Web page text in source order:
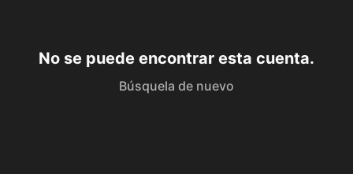
No se puede encontrar esta cuenta.
Búsquela de nuevo